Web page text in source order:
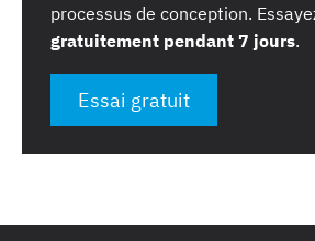
processus de conception.
gratuitement pendant 7 jours.
Essai gratuit